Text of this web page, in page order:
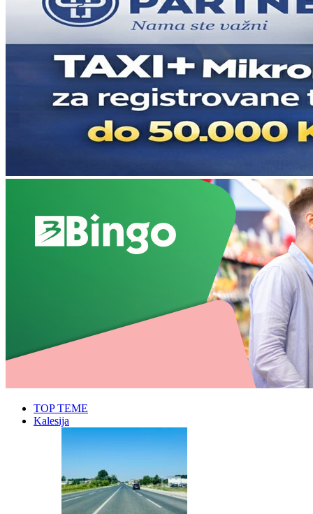
TOP TEME
Kalesija